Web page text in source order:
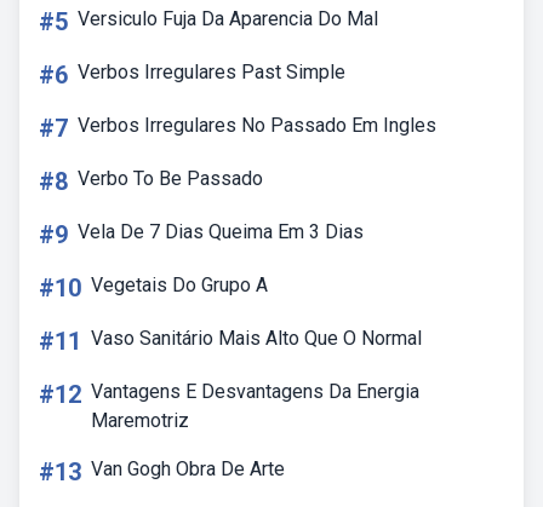
#5 Versiculo Fuja Da Aparencia Do Mal
#6 Verbos Irregulares Past Simple
#7 Verbos Irregulares No Passado Em Ingles
#8 Verbo To Be Passado
#9 Vela De 7 Dias Queima Em 3 Dias
#10 Vegetais Do Grupo A
#11 Vaso Sanitário Mais Alto Que O Normal
#12 Vantagens E Desvantagens Da Energia
Maremotriz
#13 Van Gogh Obra De Arte